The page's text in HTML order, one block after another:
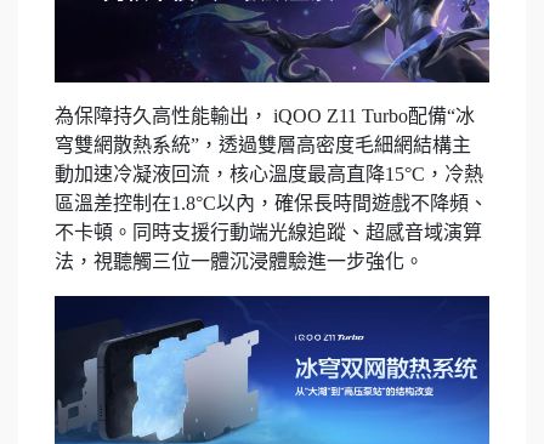
為保障持久高性能輸出， iQOO Z11 Turbo配備“冰
穹雙網散熱系統”，透過雙層高密度毛細網結構主
動加速冷凝液回流，核心溫度最高直降15°C，冷熱
區溫差控制在1.8°C以內，確保長時間遊戲不降頻、
不卡頓。同時支援行動端光線追蹤、超感音域演算
法，視聽觸三位一體沉浸體驗進一步強化。